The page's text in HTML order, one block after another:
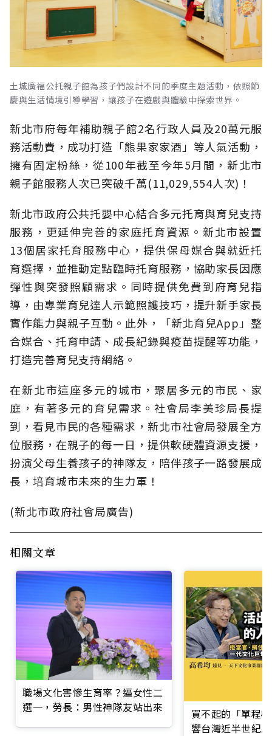
土城廣福公托親子館為孩子們設計不同的季度主題活動，依照節
慶與生活情境引導學習，讓孩子在遊戲與體驗中探索世界。
新北市府每年補助親子館2名行政人員及20萬元服
務活動費，成功打造「熊果家家酒」等人氣活動，
擁有固定粉絲，從100年截至今年5月間，新北市
親子館服務人次已突破千萬(11,029,554人次)！
新北市政府公共托嬰中心結合多元托育與育兒支持
服務，更延伸完善的家庭托育資源。新北市設置
13個居家托育服務中心，提供保母媒合與就近托
育選擇，並推動定點臨時托育服務，協助家長因應
彈性與突發照顧需求。同時提供免費到府育兒指
導，由專業育兒達人示範照護技巧，提升新手家長
實作能力與親子互動。此外，「新北育兒App」整
合媒合、托育申請、成長紀錄與疫苗提醒等功能，
打造完善育兒支持網絡。
在新北市這座多元的城市，聚居多元的市民、家
庭，有著多元的育兒需求。社會局李美珍局長提
到，看見市民的各種需求，新北市社會局發展全方
位服務，在親子的每一日，提供軟硬體資源支援，
扮演父母生養孩子的神隊友，陪伴孩子一路發展成
長，培育城市未來的生力軍！
(新北市政府社會局廣告)
相關文章
職場文化害慘生育率？逼女性二
選一，勞長：男性神隊友站出來
買不起的「單程
響台灣近半世紀